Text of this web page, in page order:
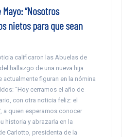
“Nosotros
nietos para que sean
calificaron las Abuelas de
hallazgo de una nueva hija
actualmente figuran en la nómina
“Hoy cerramos el año de
con otra noticia feliz: el
a quien esperamos conocer
historia y abrazarla en la
Carlotto, presidenta de la